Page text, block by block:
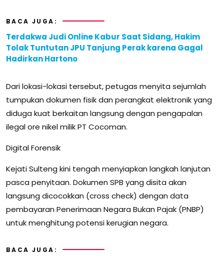
BACA JUGA:
Terdakwa Judi Online Kabur Saat Sidang, Hakim
Tolak Tuntutan JPU Tanjung Perak karena Gagal
Hadirkan Hartono
Dari lokasi-lokasi tersebut, petugas menyita sejumlah
tumpukan dokumen fisik dan perangkat elektronik yang
diduga kuat berkaitan langsung dengan pengapalan
ilegal ore nikel milik PT Cocoman.
Digital Forensik
Kejati Sulteng kini tengah menyiapkan langkah lanjutan
pasca penyitaan. Dokumen SPB yang disita akan
langsung dicocokkan (cross check) dengan data
pembayaran Penerimaan Negara Bukan Pajak (PNBP)
untuk menghitung potensi kerugian negara.
BACA JUGA: